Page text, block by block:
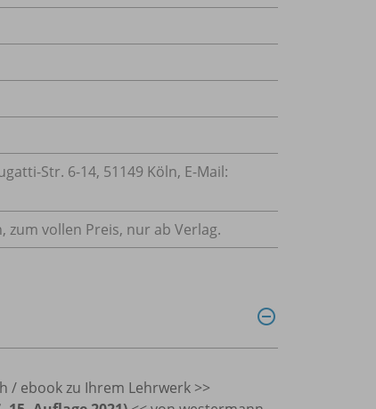
Str. 6-14, 51149 Köln, E-Mail:
zum vollen Preis, nur ab Verlag.
/ ebook zu Ihrem Lehrwerk >>